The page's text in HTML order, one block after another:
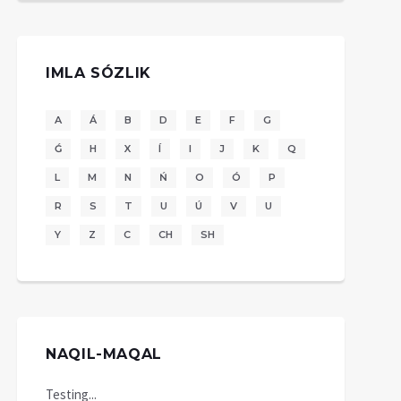
IMLA SÓZLIK
A Á B D E F G
Ǵ H X Í I J K Q
L M N Ń O Ó P
R S T U Ú V U
Y Z C CH SH
NAQIL-MAQAL
Testing...